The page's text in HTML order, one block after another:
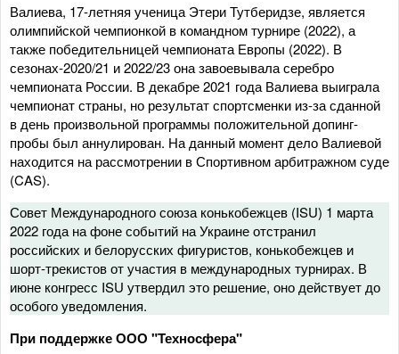
Валиева, 17-летняя ученица Этери Тутберидзе, является
олимпийской чемпионкой в командном турнире (2022), а
также победительницей чемпионата Европы (2022). В
сезонах-2020/21 и 2022/23 она завоевывала серебро
чемпионата России. В декабре 2021 года Валиева выиграла
чемпионат страны, но результат спортсменки из-за сданной
в день произвольной программы положительной допинг-
пробы был аннулирован. На данный момент дело Валиевой
находится на рассмотрении в Спортивном арбитражном суде
(CAS).
Совет Международного союза конькобежцев (ISU) 1 марта
2022 года на фоне событий на Украине отстранил
российских и белорусских фигуристов, конькобежцев и
шорт-трекистов от участия в международных турнирах. В
июне конгресс ISU утвердил это решение, оно действует до
особого уведомления.
При поддержке ООО "Техносфера"